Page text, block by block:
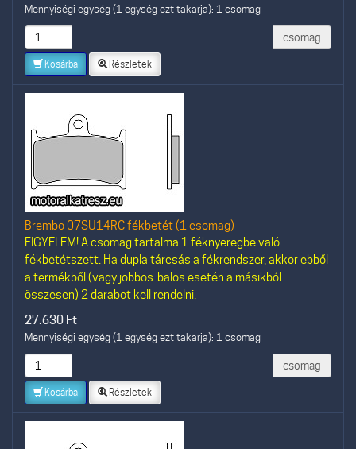
Mennyiségi egység (1 egység ezt takarja): 1 csomag
csomag
Kosárba Részletek
Brembo 07SU14RC fékbetét (1 csomag)
FIGYELEM! A csomag tartalma 1 féknyeregbe való
fékbetétszett. Ha dupla tárcsás a fékrendszer, akkor ebből
a termékből (vagy jobbos-balos esetén a másikból
összesen) 2 darabot kell rendelni.
27.630 Ft
Mennyiségi egység (1 egység ezt takarja): 1 csomag
csomag
Kosárba Részletek